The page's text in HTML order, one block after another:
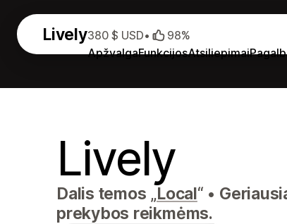
Lively
ApžvalgaFunkcijosAtsiliepimai
380 $ USD• 98%
Lively
Dalis temos „Local“ •
prekybos reikmėms.